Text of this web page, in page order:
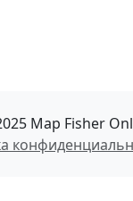
Map Fisher